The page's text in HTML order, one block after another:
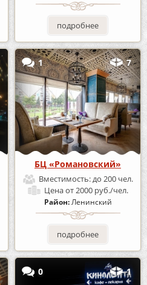
подробнее
1 7
БЦ «Романовский»
Вместимость:до 200 чел.
Ценаот 2000 руб./чел.
Район:Ленинский
подробнее
0 1